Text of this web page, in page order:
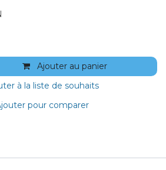
Ajouter au panier
pour comparer
à la liste de souhaits